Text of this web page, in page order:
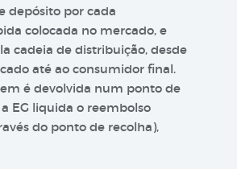
depósito por cada
colocada no mercado, e
cadeia de distribuição, desde
até ao consumidor final.
é devolvida num ponto de
EG liquida o reembolso
do ponto de recolha),